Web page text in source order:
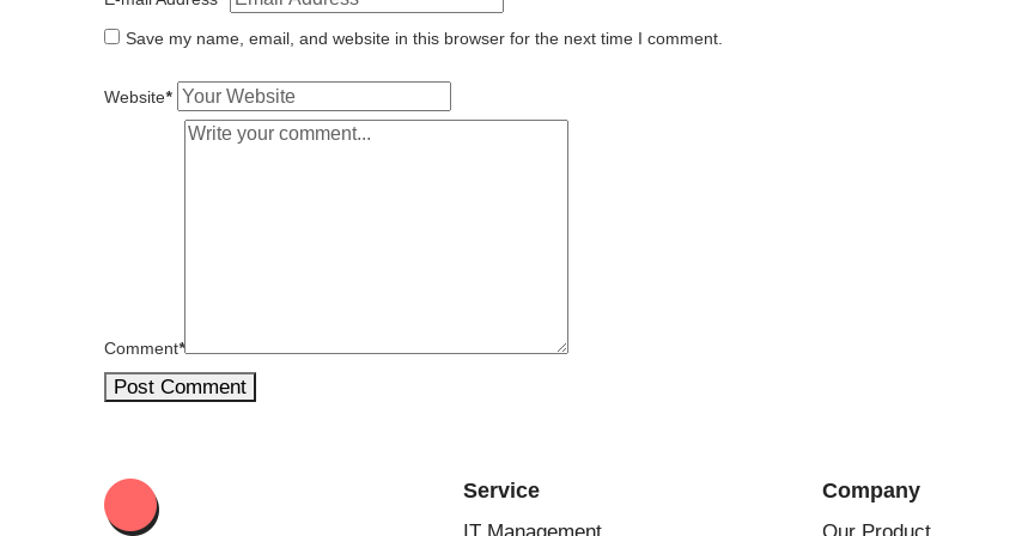
Save my name, email, and website in this browser for the next time I comment.
Website*
Comment*
Post Comment
Service Company